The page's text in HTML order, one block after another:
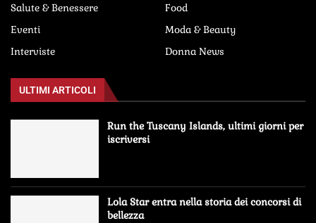
Salute & Benessere
Food
Eventi
Moda & Beauty
Interviste
Donna News
ULTIMI ARTICOLI
Run the Tuscany Islands, ultimi giorni per
iscriversi
Lola Star entra nella storia dei concorsi di
bellezza